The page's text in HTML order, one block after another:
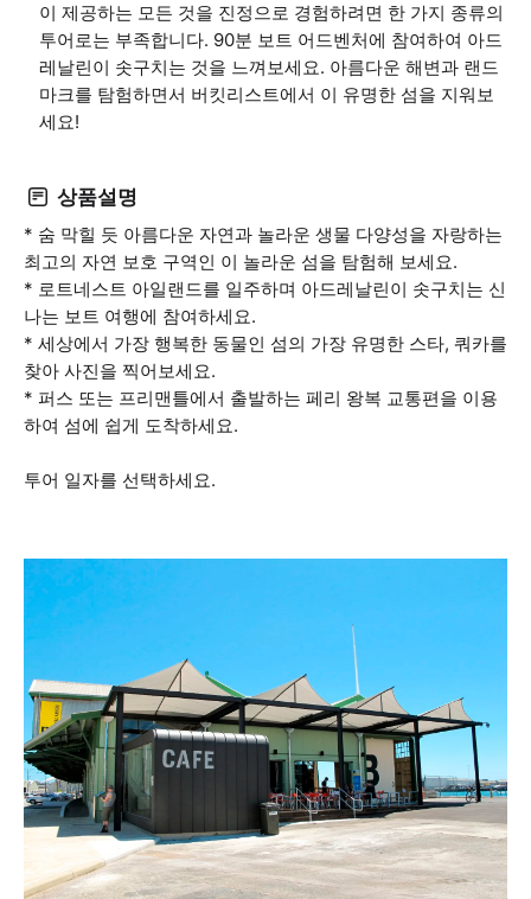
이 제공하는 모든 것을 진정으로 경험하려면 한 가지 종류의
투어로는 부족합니다. 90분 보트 어드벤처에 참여하여 아드
레날린이 솟구치는 것을 느껴보세요. 아름다운 해변과 랜드
마크를 탐험하면서 버킷리스트에서 이 유명한 섬을 지워보
세요!
상품설명
* 숨 막힐 듯 아름다운 자연과 놀라운 생물 다양성을 자랑하는
최고의 자연 보호 구역인 이 놀라운 섬을 탐험해 보세요.
* 로트네스트 아일랜드를 일주하며 아드레날린이 솟구치는 신
나는 보트 여행에 참여하세요.
* 세상에서 가장 행복한 동물인 섬의 가장 유명한 스타, 쿼카를
찾아 사진을 찍어보세요.
* 퍼스 또는 프리맨틀에서 출발하는 페리 왕복 교통편을 이용
하여 섬에 쉽게 도착하세요.
투어 일자를 선택하세요.